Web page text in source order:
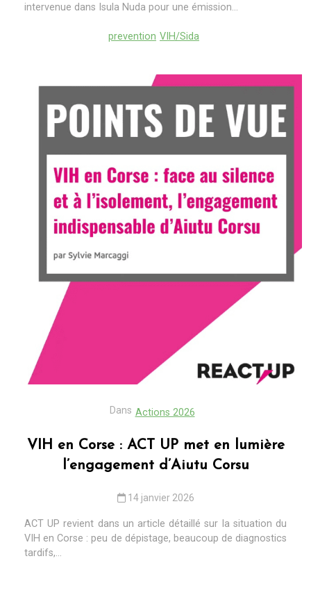
intervenue dans Isula Nuda pour une émission...
prevention VIH/Sida
Dans Actions 2026
VIH en Corse : ACT UP met en lumière
l’engagement d’Aiutu Corsu
14 janvier 2026
ACT UP revient dans un article détaillé sur la situation du
VIH en Corse : peu de dépistage, beaucoup de diagnostics
tardifs,...